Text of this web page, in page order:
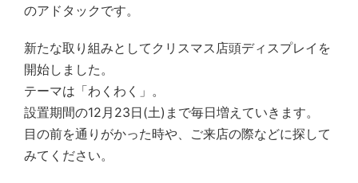
のアドタックです。
新たな取り組みとしてクリスマス店頭ディスプレイを
開始しました。
テーマは「わくわく」。
設置期間の12月23日(土)まで毎日増えていきます。
目の前を通りがかった時や、ご来店の際などに探して
みてください。